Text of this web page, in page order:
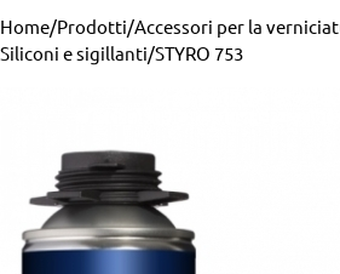
Home/Prodotti/Accessori per la
Siliconi e sigillanti/STYRO 753